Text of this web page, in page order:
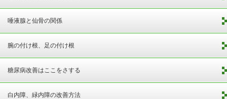
唾液腺と仙骨の関係
腕の付け根、足の付け根
糖尿病改善はここをさする
白内障、緑内障の改善方法